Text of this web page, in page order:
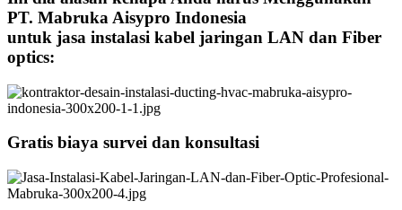
PT. Mabruka Aisypro Indonesia
untuk jasa instalasi kabel jaringan LAN dan Fiber
optics:
Gratis biaya survei dan konsultasi